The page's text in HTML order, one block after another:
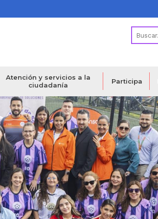
Atención y servicios a la
ciudadanía
Participa